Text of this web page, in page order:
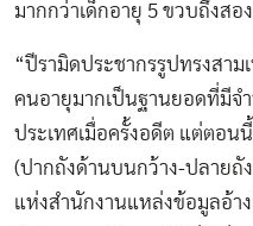
มากกว่าเด็กอายุ 5 ขวบถึงสอง
“ปีรามิดประชากรรูปทรงสา
คนอายุมากเป็นฐานยอดที่มีจ
ประเทศเมื่อครั้งอดีต แต่ตอน
(ปากถังด้านบนกว้าง-ปลายถั
แห่งสำนักงานแหล่งข้อมูลอ้า